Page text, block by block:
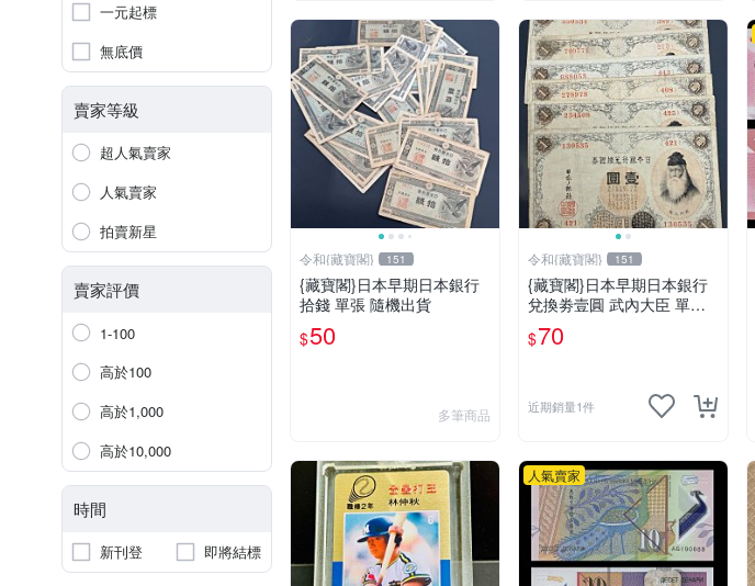
一元起標
無底價
賣家等級
超人氣賣家
人氣賣家
拍賣新星
賣家評價
1-100
高於100
高於1,000
高於10,000
時間
新刊登 即將結標
令和{藏寶閣} 151
{藏寶閣}日本早期日本銀行
拾錢 單張 隨機出貨
$50
多筆商品
令和{藏寶閣} 151
{藏寶閣}日本早期日本銀行
兌換劵壹圓 武內大臣 單張
隨機出貨
$70
近期銷量1件
人氣賣家